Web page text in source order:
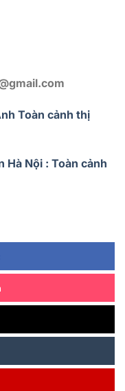
Toàn cảnh thị
Hà Nội : Toàn cảnh